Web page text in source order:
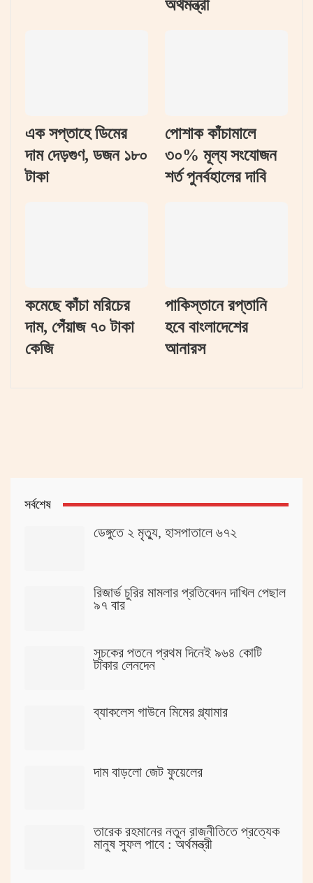
অর্থমন্ত্রী
এক সপ্তাহে ডিমের
দাম দেড়গুণ, ডজন ১৮০
টাকা
পোশাক কাঁচামালে
৩০% মূল্য সংযোজন
শর্ত পুনর্বহালের দাবি
কমেছে কাঁচা মরিচের
দাম, পেঁয়াজ ৭০ টাকা
কেজি
পাকিস্তানে রপ্তানি
হবে বাংলাদেশের
আনারস
সর্বশেষ
ডেঙ্গুতে ২ মৃত্যু, হাসপাতালে ৬৭২
রিজার্ভ চুরির মামলার প্রতিবেদন দাখিল পেছাল
৯৭ বার
সূচকের পতনে প্রথম দিনেই ৯৬৪ কোটি
টাকার লেনদেন
ব্যাকলেস গাউনে মিমের গ্ল্যামার
দাম বাড়লো জেট ফুয়েলের
তারেক রহমানের নতুন রাজনীতিতে প্রত্যেক
মানুষ সুফল পাবে : অর্থমন্ত্রী